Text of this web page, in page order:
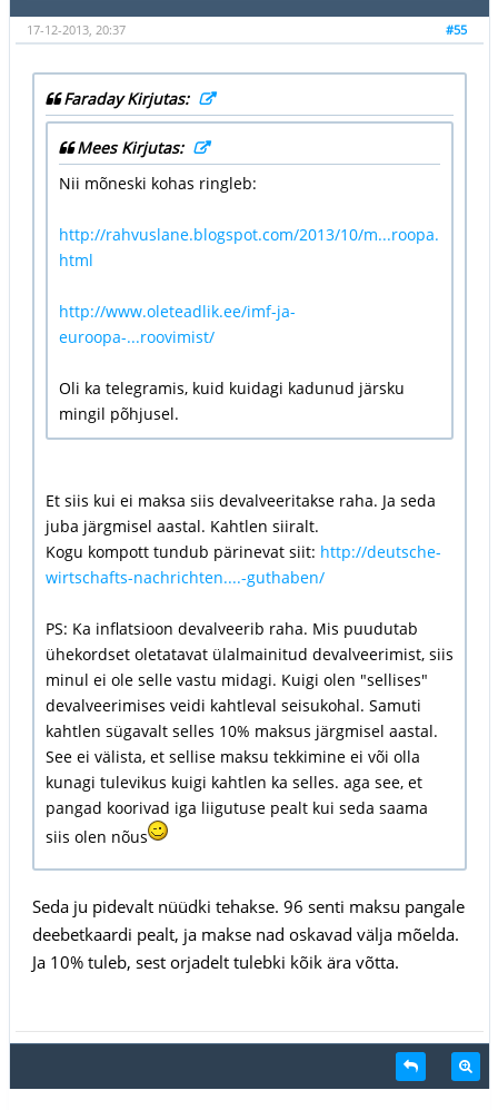
#55
17-12-2013, 20:37
Faraday Kirjutas:
Mees Kirjutas:
Nii mõneski kohas ringleb:
http://rahvuslane.blogspot.com/2013/10/m...roopa.
html
http://www.oleteadlik.ee/imf-ja-
euroopa-...roovimist/
Oli ka telegramis, kuid kuidagi kadunud järsku
mingil põhjusel.
Et siis kui ei maksa siis devalveeritakse raha. Ja seda
juba järgmisel aastal. Kahtlen siiralt.
Kogu kompott tundub pärinevat siit: http://deutsche-
wirtschafts-nachrichten....-guthaben/
PS: Ka inflatsioon devalveerib raha. Mis puudutab
ühekordset oletatavat ülalmainitud devalveerimist, siis
minul ei ole selle vastu midagi. Kuigi olen "sellises"
devalveerimises veidi kahtleval seisukohal. Samuti
kahtlen sügavalt selles 10% maksus järgmisel aastal.
See ei välista, et sellise maksu tekkimine ei või olla
kunagi tulevikus kuigi kahtlen ka selles. aga see, et
pangad koorivad iga liigutuse pealt kui seda saama
siis olen nõus
Seda ju pidevalt nüüdki tehakse. 96 senti maksu pangale
deebetkaardi pealt, ja makse nad oskavad välja mõelda.
Ja 10% tuleb, sest orjadelt tulebki kõik ära võtta.